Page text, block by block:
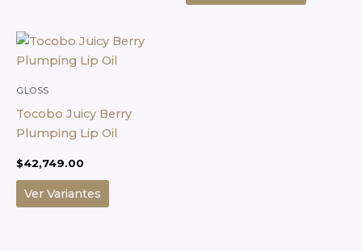
página
de
GLOSS
Tocobo Juicy Berry
Plumping Lip Oil
$42,749.00
Ver Variantes
producto
tiene
Las
pueden
elegir